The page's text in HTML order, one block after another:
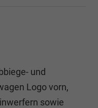
und
Logo vorn,
sowie